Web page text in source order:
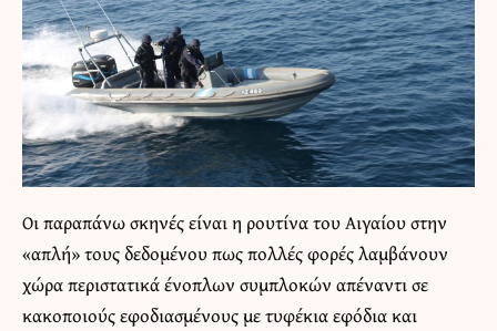
Οι παραπάνω σκηνές είναι η ρουτίνα του Αιγαίου στην
«απλή» τους δεδομένου πως πολλές φορές λαμβάνουν
χώρα περιστατικά ένοπλων συμπλοκών απέναντι σε
κακοποιούς εφοδιασμένους με τυφέκια εφόδια και